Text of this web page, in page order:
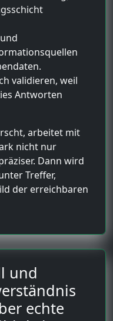
validieren, weil
Antworten
arbeitet mit
nicht nur
Dann wird
Treffer,
der erreichbaren
und
echte